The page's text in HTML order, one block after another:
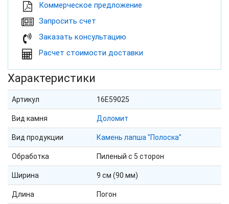
Коммерческое предложение
Запросить счет
Заказать консультацию
Расчет стоимости доставки
Характеристики
Артикул 16E59025
Вид камня Доломит
Вид продукции Камень лапша "Полоска"
Обработка Пиленый с 5 сторон
Ширина 9 см (90 мм)
Длина Погон